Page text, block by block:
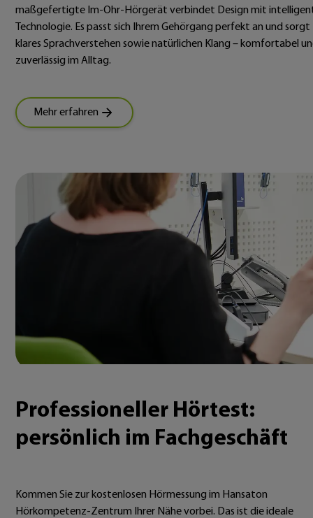
maßgefertigte Im-Ohr-Hörgerät verbindet Design mit
Technologie. Es passt sich Ihrem Gehörgang perfekt an und
klares Sprachverstehen sowie natürlichen Klang – komfortabel
zuverlässig im Alltag.
Mehr erfahren
Professioneller Hörtest:
persönlich im Fachgeschäft
Kommen Sie zur kostenlosen Hörmessung im Hansaton
Hörkompetenz-Zentrum Ihrer Nähe vorbei. Das ist die ideale